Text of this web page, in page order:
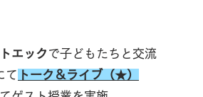
エック で子どもたちと交流
トーク＆ライブ（★）